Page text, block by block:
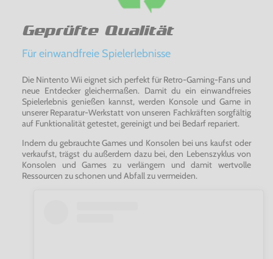
Geprüfte Qualität
Für einwandfreie Spielerlebnisse
Die Nintento Wii eignet sich perfekt für Retro-Gaming-Fans und
neue Entdecker gleichermaßen. Damit du ein einwandfreies
Spielerlebnis genießen kannst, werden Konsole und Game in
unserer Reparatur-Werkstatt von unseren Fachkräften sorgfältig
auf Funktionalität getestet, gereinigt und bei Bedarf repariert.
Indem du gebrauchte Games und Konsolen bei uns kaufst oder
verkaufst, trägst du außerdem dazu bei, den Lebenszyklus von
Konsolen und Games zu verlängern und damit wertvolle
Ressourcen zu schonen und Abfall zu vermeiden.